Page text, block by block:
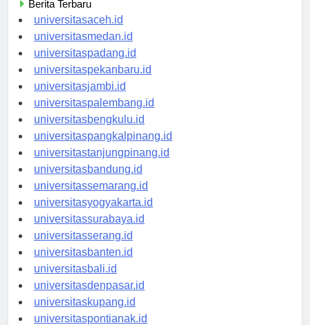
Berita Terbaru
universitasaceh.id
universitasmedan.id
universitaspadang.id
universitaspekanbaru.id
universitasjambi.id
universitaspalembang.id
universitasbengkulu.id
universitaspangkalpinang.id
universitastanjungpinang.id
universitasbandung.id
universitassemarang.id
universitasyogyakarta.id
universitassurabaya.id
universitasserang.id
universitasbanten.id
universitasbali.id
universitasdenpasar.id
universitaskupang.id